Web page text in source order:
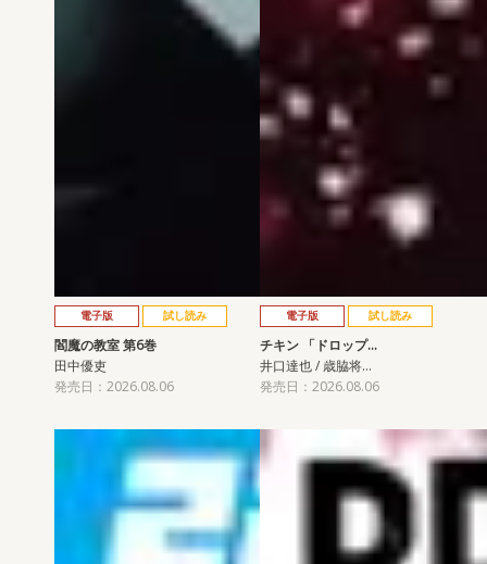
電子版 試し読み
閻魔の教室 第6巻
田中優吏
発売日：2026.08.06
電子版 試し読み
チキン 「ドロップ…
井口達也 / 歳脇将…
発売日：2026.08.06